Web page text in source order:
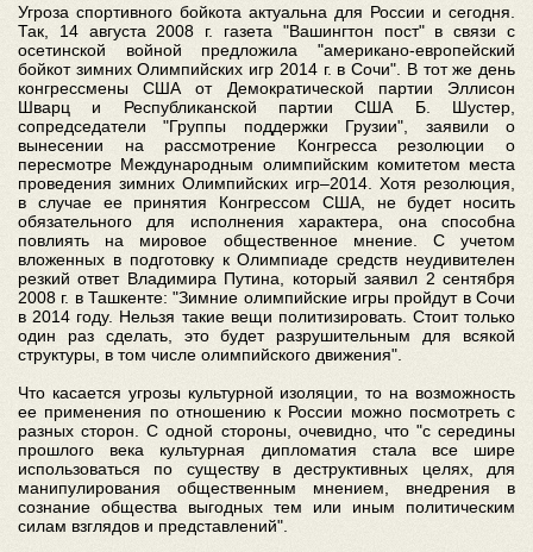
Угроза спортивного бойкота актуальна для России и сегодня.
Так, 14 августа 2008 г. газета "Вашингтон пост" в связи с
осетинской войной предложила "американо-европейский
бойкот зимних Олимпийских игр 2014 г. в Сочи". В тот же день
конгрессмены США от Демократической партии Эллисон
Шварц и Республиканской партии США Б. Шустер,
сопредседатели "Группы поддержки Грузии", заявили о
вынесении на рассмотрение Конгресса резолюции о
пересмотре Международным олимпийским комитетом места
проведения зимних Олимпийских игр–2014. Хотя резолюция,
в случае ее принятия Конгрессом США, не будет носить
обязательного для исполнения характера, она способна
повлиять на мировое общественное мнение. С учетом
вложенных в подготовку к Олимпиаде средств неудивителен
резкий ответ Владимира Путина, который заявил 2 сентября
2008 г. в Ташкенте: "Зимние олимпийские игры пройдут в Сочи
в 2014 году. Нельзя такие вещи политизировать. Стоит только
один раз сделать, это будет разрушительным для всякой
структуры, в том числе олимпийского движения".
Что касается угрозы культурной изоляции, то на возможность
ее применения по отношению к России можно посмотреть с
разных сторон. С одной стороны, очевидно, что "с середины
прошлого века культурная дипломатия стала все шире
использоваться по существу в деструктивных целях, для
манипулирования общественным мнением, внедрения в
сознание общества выгодных тем или иным политическим
силам взглядов и представлений".